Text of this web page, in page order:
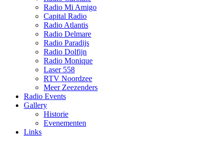
Radio Mi Amigo
Capital Radio
Radio Atlantis
Radio Delmare
Radio Paradijs
Radio Dolfijn
Radio Monique
Laser 558
RTV Noordzee
Meer Zeezenders
Radio Events
Gallery
Historie
Evenementen
Links